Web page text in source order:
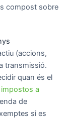
compost sobre
(accions,
transmissió.
quan és el
impostos a
de
si es